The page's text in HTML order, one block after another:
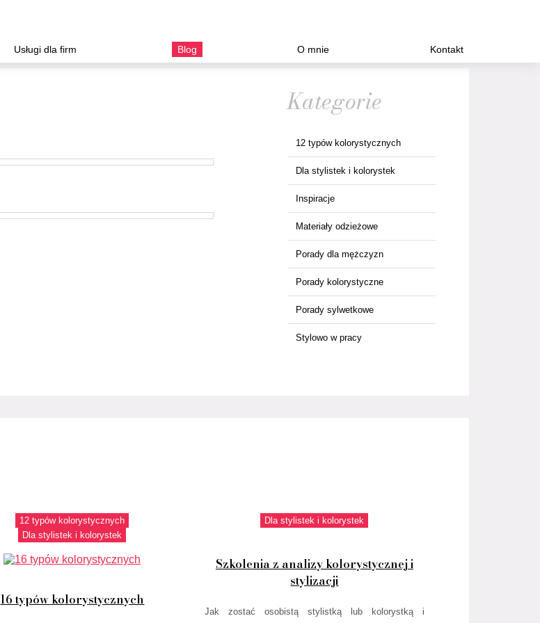
Usługi dla firm Blog O mnie Kontakt
Kategorie
12 typów kolorystycznych
Dla stylistek i kolorystek
Inspiracje
Materiały odzieżowe
Porady dla mężczyzn
Porady kolorystyczne
Porady sylwetkowe
Stylowo w pracy
12 typów kolorystycznych
Dla stylistek i kolorystek
16 typów kolorystycznych
Dla stylistek i kolorystek
Szkolenia z analizy kolorystycznej i
stylizacji
Jak zostać osobistą stylistką lub kolorystką i